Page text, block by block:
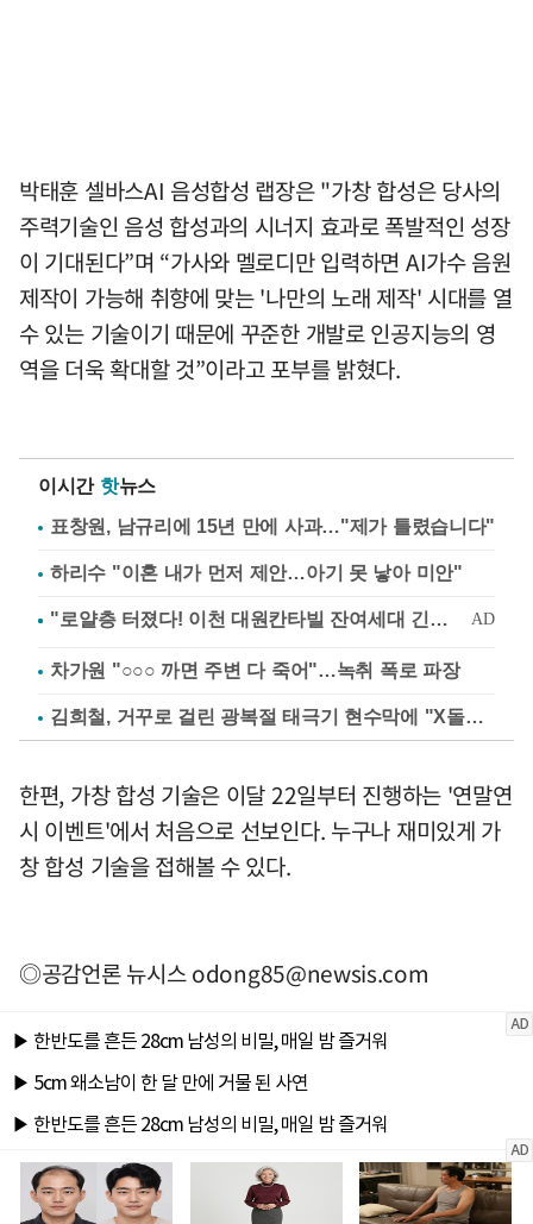
박태훈 셀바스AI 음성합성 랩장은 "가창 합성은 당사의
주력기술인 음성 합성과의 시너지 효과로 폭발적인 성장
이 기대된다”며 “가사와 멜로디만 입력하면 AI가수 음원
제작이 가능해 취향에 맞는 '나만의 노래 제작' 시대를 열
수 있는 기술이기 때문에 꾸준한 개발로 인공지능의 영
역을 더욱 확대할 것”이라고 포부를 밝혔다.
이시간 핫뉴스
표창원, 남규리에 15년 만에 사과…"제가 틀렸습니다"
하리수 "이혼 내가 먼저 제안…아기 못 낳아 미안"
차가원 "○○○ 까면 주변 다 죽어"…녹취 폭로 파장
김희철, 거꾸로 걸린 광복절 태극기 현수막에 "X돌았네"
한편, 가창 합성 기술은 이달 22일부터 진행하는 '연말연
시 이벤트'에서 처음으로 선보인다. 누구나 재미있게 가
창 합성 기술을 접해볼 수 있다.
◎공감언론 뉴시스odong85@newsis.com